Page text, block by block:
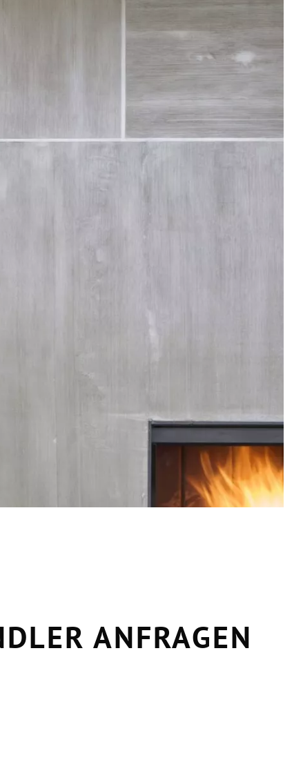
ANFRAGEN